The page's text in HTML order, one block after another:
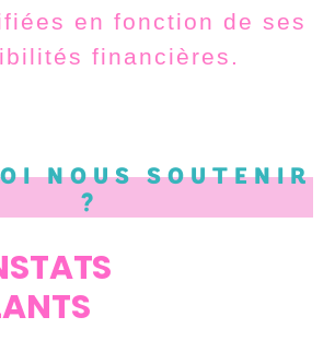
en fonction de ses
financières.
NOUS SOUTENIR
?